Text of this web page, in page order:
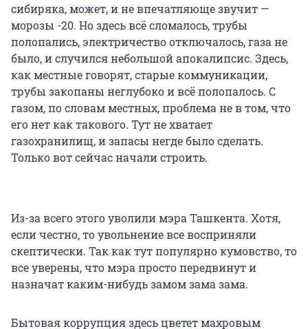
сибиряка, может, и не впечатляюще звучит —
морозы -20. Но здесь всё сломалось, трубы
полопались, электричество отключалось, газа не
было, и случился небольшой апокалипсис. Здесь,
как местные говорят, старые коммуникации,
трубы закопаны неглубоко и всё полопалось. С
газом, по словам местных, проблема не в том, что
его нет как такового. Тут не хватает
газохранилищ, и запасы негде было сделать.
Только вот сейчас начали строить.
Из-за всего этого уволили мэра Ташкента. Хотя,
если честно, то увольнение все восприняли
скептически. Так как тут популярно кумовство, то
все уверены, что мэра просто передвинут и
назначат каким-нибудь замом зама зама.
Бытовая коррупция здесь цветет махровым